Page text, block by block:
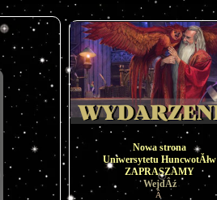
Nowa strona
Uniwersytetu HuncwotĂłw
ZAPRASZAMY
WejdÂź
Â